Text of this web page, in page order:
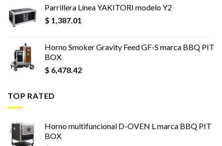
Parrillera Línea YAKITORI modelo Y2
$ 1,387.01
Horno Smoker Gravity Feed GF-S marca BBQ PIT
BOX
$ 6,478.42
TOP RATED
Horno multifuncional D-OVEN L marca BBQ PIT
BOX